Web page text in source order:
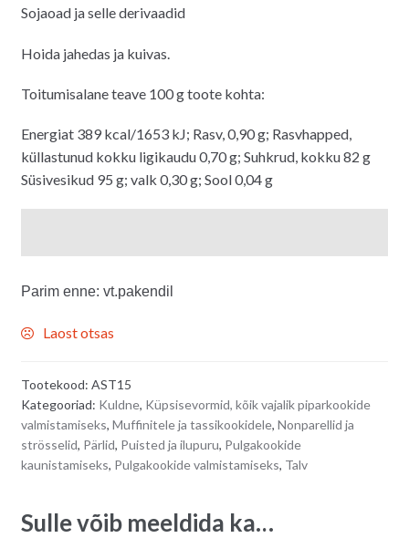
Sojaoad ja selle derivaadid
Hoida jahedas ja kuivas.
Toitumisalane teave 100 g toote kohta:
Energiat 389 kcal/1653 kJ; Rasv, 0,90 g; Rasvhapped,
küllastunud kokku ligikaudu 0,70 g; Suhkrud, kokku 82 g
Süsivesikud 95 g; valk 0,30 g; Sool 0,04 g
Parim enne: vt.pakendil
Laost otsas
Tootekood: AST15
Kategooriad: Kuldne, Küpsisevormid, kõik vajalik piparkookide
valmistamiseks, Muffinitele ja tassikookidele, Nonparellid ja
strösselid, Pärlid, Puisted ja ilupuru, Pulgakookide
kaunistamiseks, Pulgakookide valmistamiseks, Talv
Sulle võib meeldida ka…